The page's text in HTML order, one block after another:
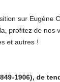
sur Eugène
profitez de nos
et autres !
1906), de